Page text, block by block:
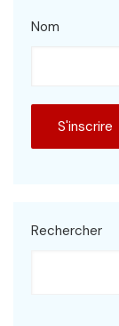
Nom
Rechercher